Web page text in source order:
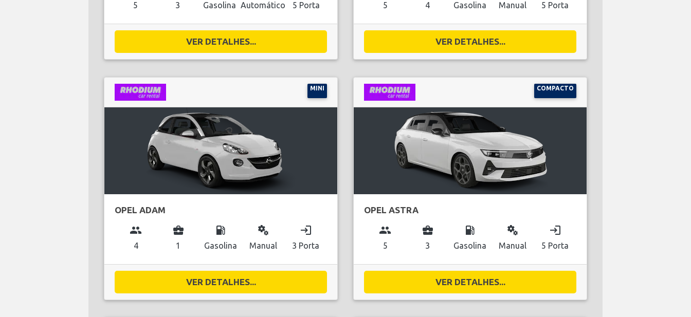
5 3 Gasolina Automático 5 Porta
VER DETALHES...
5 4 Gasolina Manual 5 Porta
VER DETALHES...
MINI
OPEL ADAM
group
4
business_center
1
local_gas_station
Gasolina
miscellaneous_services
Manual
login
3 Porta
VER DETALHES...
COMPACTO
OPEL ASTRA
group
5
business_center
3
local_gas_station
Gasolina
miscellaneous_services
Manual
login
5 Porta
VER DETALHES...